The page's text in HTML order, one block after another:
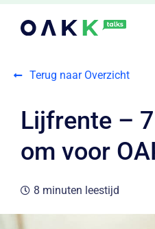
Terug naar Overzicht
Lijfrente –
om voor
8 minuten leestijd